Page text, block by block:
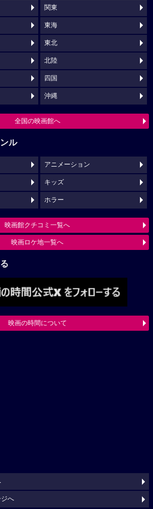
関東
東海
東北
北陸
四国
沖縄
全国の映画館へ
ル
アニメーション
キッズ
ホラー
映画館クチコミ一覧へ
映画ロケ地一覧へ
映画の時間について
へ